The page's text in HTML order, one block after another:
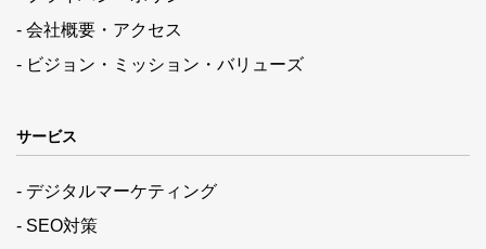
- 会社概要・アクセス
- ビジョン・ミッション・バリューズ
サービス
- デジタルマーケティング
- SEO対策